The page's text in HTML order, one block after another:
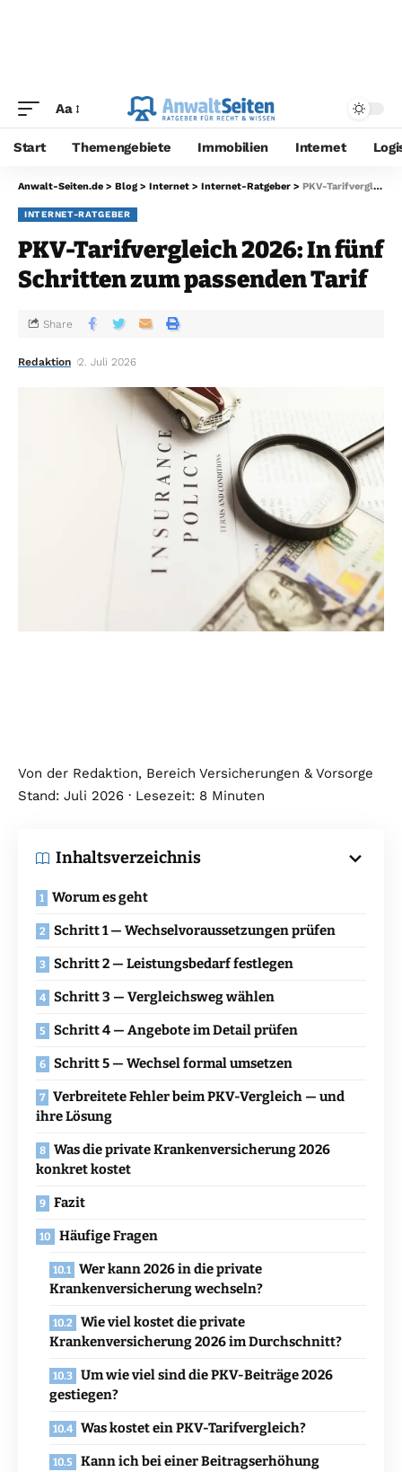
Aa
Start Themengebiete Immobilien Internet
Anwalt-Seiten.de > Blog > Internet > Internet-Ratgeber > PKV-Tarifvergleich 2026: In fünf Schritten zum passenden Tarif
INTERNET-RATGEBER
PKV-Tarifvergleich 2026: In fünf
Schritten zum passenden Tarif
Redaktion 2. Juli 2026
Share
Von der Redaktion, Bereich Versicherungen & Vorsorge
Stand: Juli 2026 · Lesezeit: 8 Minuten
Inhaltsverzeichnis
Worum es geht
Schritt 1 — Wechselvoraussetzungen prüfen
Schritt 2 — Leistungsbedarf festlegen
Schritt 3 — Vergleichsweg wählen
Schritt 4 — Angebote im Detail prüfen
Schritt 5 — Wechsel formal umsetzen
Verbreitete Fehler beim PKV-Vergleich — und
ihre Lösung
Was die private Krankenversicherung 2026
konkret kostet
Fazit
Häufige Fragen
Wer kann 2026 in die private
Krankenversicherung wechseln?
Wie viel kostet die private
Krankenversicherung 2026 im Durchschnitt?
Um wie viel sind die PKV-Beiträge 2026
gestiegen?
Was kostet ein PKV-Tarifvergleich?
Kann ich bei einer Beitragserhöhung